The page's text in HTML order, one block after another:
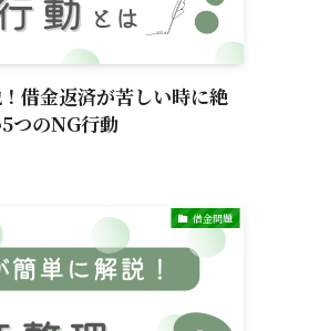
借金返済が苦しい時に絶
つのNG行動
借金問題